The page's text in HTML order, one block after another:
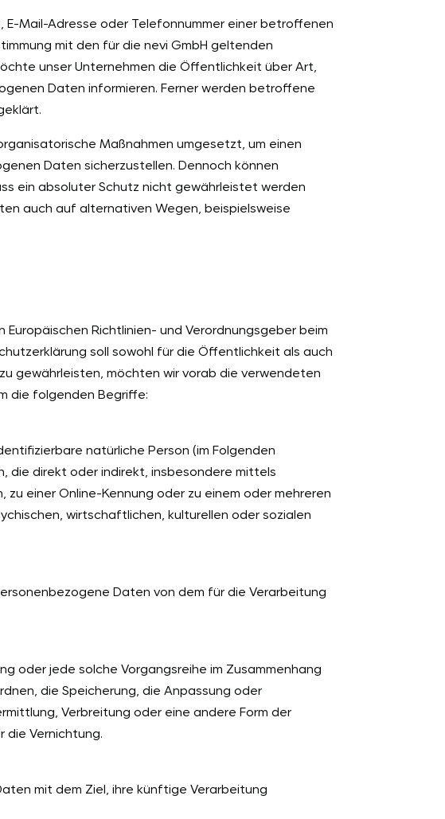
Mail-Adresse oder Telefonnummer einer betroffenen
mit den für die nevi GmbH geltenden
unser Unternehmen die Öffentlichkeit über Art,
Daten informieren. Ferner werden betroffene
Maßnahmen umgesetzt, um einen
Daten sicherzustellen. Dennoch können
ein absoluter Schutz nicht gewährleistet werden
auch auf alternativen Wegen, beispielsweise
Richtlinien- und Verordnungsgeber beim
soll sowohl für die Öffentlichkeit als auch
gewährleisten, möchten wir vorab die verwendeten
die folgenden Begriffe:
natürliche Person (im Folgenden
die direkt oder indirekt, insbesondere mittels
zu einer Online-Kennung oder zu einem oder mehreren
wirtschaftlichen, kulturellen oder sozialen
Daten von dem für die Verarbeitung
oder jede solche Vorgangsreihe im Zusammenhang
die Speicherung, die Anpassung oder
Verbreitung oder eine andere Form der
die Vernichtung.
mit dem Ziel, ihre künftige Verarbeitung